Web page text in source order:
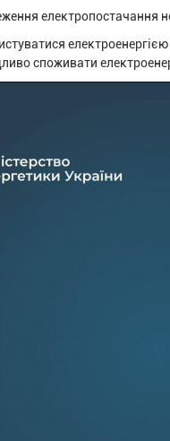
електропостачання
споживати